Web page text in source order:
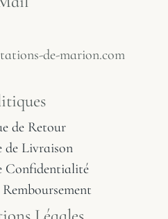
de-marion.com
de Retour
de Livraison
Confidentialité